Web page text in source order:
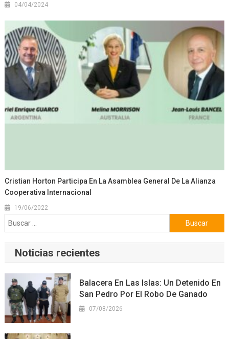
04/04/2024
Cristian Horton Participa En La Asamblea General De La Alianza
Cooperativa Internacional
19/06/2022
Buscar:
Noticias recientes
Balacera En Las Islas: Un Detenido En
San Pedro Por El Robo De Ganado
07/08/2026